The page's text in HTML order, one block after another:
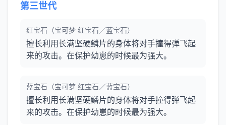
第三世代
红宝石（宝可梦 红宝石／蓝宝石）
擅长利用长满坚硬鳞片的身体将对手撞得弹飞起
来的攻击。在保护幼崽的时候最为强大。
蓝宝石（宝可梦 红宝石／蓝宝石）
擅长利用长满坚硬鳞片的身体将对手撞得弹飞起
来的攻击。在保护幼崽的时候最为强大。